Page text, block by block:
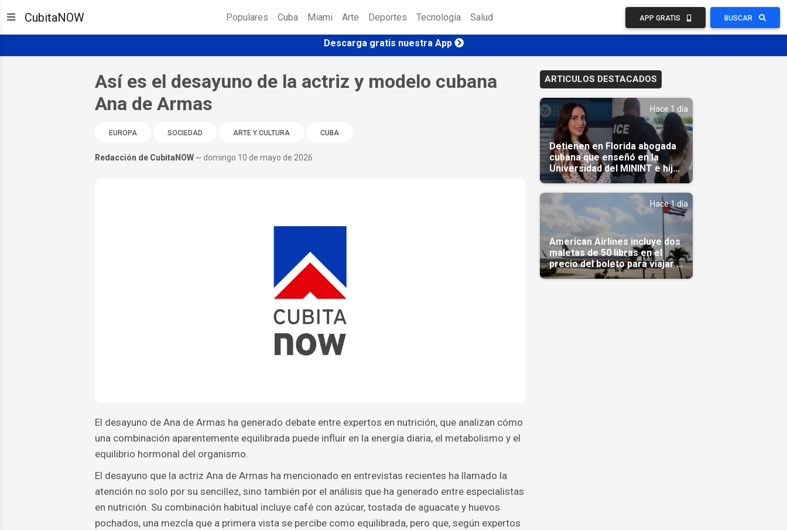
CubitaNOW Populares Cuba Miami Arte Deportes Tecnología Salud APP GRATIS BUSCAR
Descarga gratis nuestra App
Así es el desayuno de la actriz y modelo cubana
Ana de Armas
EUROPA SOCIEDAD ARTE Y CULTURA CUBA
Redacción de CubitaNOW ~ domingo 10 de mayo de 2026
El desayuno de Ana de Armas ha generado debate entre expertos en nutrición, que analizan cómo
una combinación aparentemente equilibrada puede influir en la energía diaria, el metabolismo y el
equilibrio hormonal del organismo.
El desayuno que la actriz Ana de Armas ha mencionado en entrevistas recientes ha llamado la
atención no solo por su sencillez, sino también por el análisis que ha generado entre especialistas
en nutrición. Su combinación habitual incluye café con azúcar, tostada de aguacate y huevos
pochados, una mezcla que a primera vista se percibe como equilibrada, pero que, según expertos
ARTICULOS DESTACADOS
Hace 1 día
Detienen en Florida abogada
cubana que enseñó en la
Universidad del MININT e hija
de diplomático cubano
Hace 1 día
American Airlines incluye dos
maletas de 50 libras en el
precio del boleto para viajar a
Cuba en agosto